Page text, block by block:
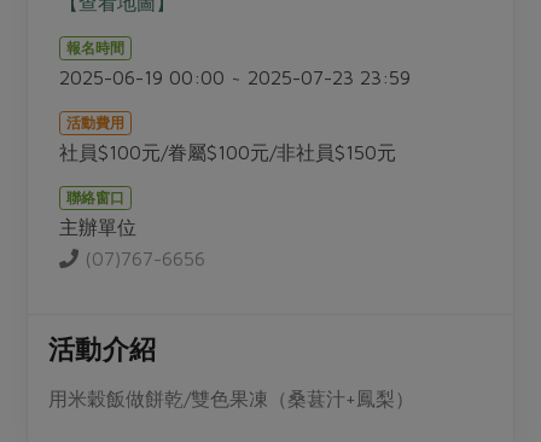
調理食材・點心
休閒零嘴
居家好物
家庭清潔
醬料
湯品．鍋物
漬物
涼拌沙拉
飲品
異國料理
年菜食譜
合作25-精選產品第三彈
更多當季產品
主婦聯盟X樂齡網特約優惠案
30%rPET紅烏龍茶
更多議題活動
關注議題
減硝酸鹽
廢核運動 能源議題
減添加物
公益金
更多議題
生活者e週報
綠主張月刊
自主把關
檢驗報告
硝酸鹽檢驗
社員權益
合作社法規
選舉專區
報名時間
2025-06-19 00:00 ~ 2025-07-23 23:59
活動費用
社員$100元/眷屬$100元/非社員$150元
聯絡窗口
主辦單位
(07)767-6656
活動介紹
用米穀飯做餅乾/雙色果凍（桑葚汁+鳳梨）